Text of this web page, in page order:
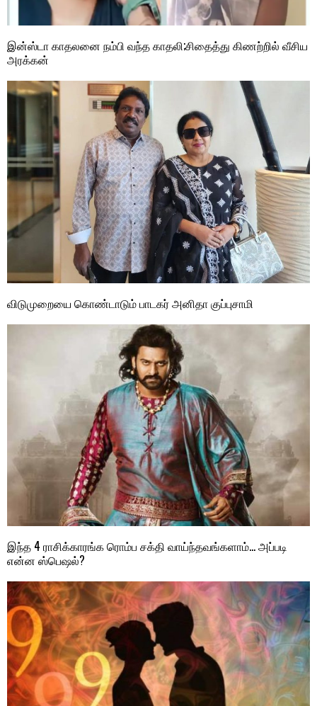
இன்ஸ்டா காதலனை நம்பி வந்த காதலி;சிதைத்து கிணற்றில் வீசிய
அரக்கன்
விடுமுறையை கொண்டாடும் பாடகர் அனிதா குப்புசாமி
இந்த 4 ராசிக்காரங்க ரொம்ப சக்தி வாய்ந்தவங்களாம்… அப்படி
என்ன ஸ்பெஷல்?